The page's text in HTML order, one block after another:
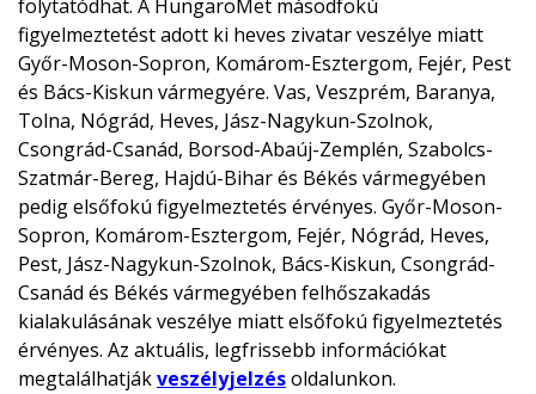
folytatódhat. A HungaroMet másodfokú
figyelmeztetést adott ki heves zivatar veszélye miatt
Győr-Moson-Sopron, Komárom-Esztergom, Fejér, Pest
és Bács-Kiskun vármegyére. Vas, Veszprém, Baranya,
Tolna, Nógrád, Heves, Jász-Nagykun-Szolnok,
Csongrád-Csanád, Borsod-Abaúj-Zemplén, Szabolcs-
Szatmár-Bereg, Hajdú-Bihar és Békés vármegyében
pedig elsőfokú figyelmeztetés érvényes. Győr-Moson-
Sopron, Komárom-Esztergom, Fejér, Nógrád, Heves,
Pest, Jász-Nagykun-Szolnok, Bács-Kiskun, Csongrád-
Csanád és Békés vármegyében felhőszakadás
kialakulásának veszélye miatt elsőfokú figyelmeztetés
érvényes. Az aktuális, legfrissebb információkat
megtalálhatjákveszélyjelzésoldalunkon.